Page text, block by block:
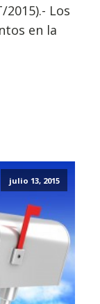
2015).- Los
en la
julio 13, 2015